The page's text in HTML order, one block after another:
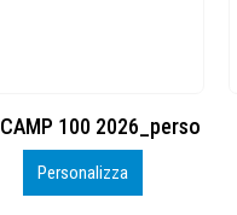
BSK600 – 5139960
Personalizza